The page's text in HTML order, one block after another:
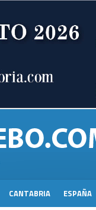
CANTABRIA ESPAÑA